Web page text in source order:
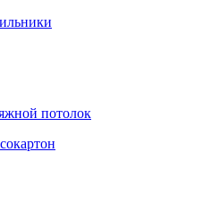
потолок